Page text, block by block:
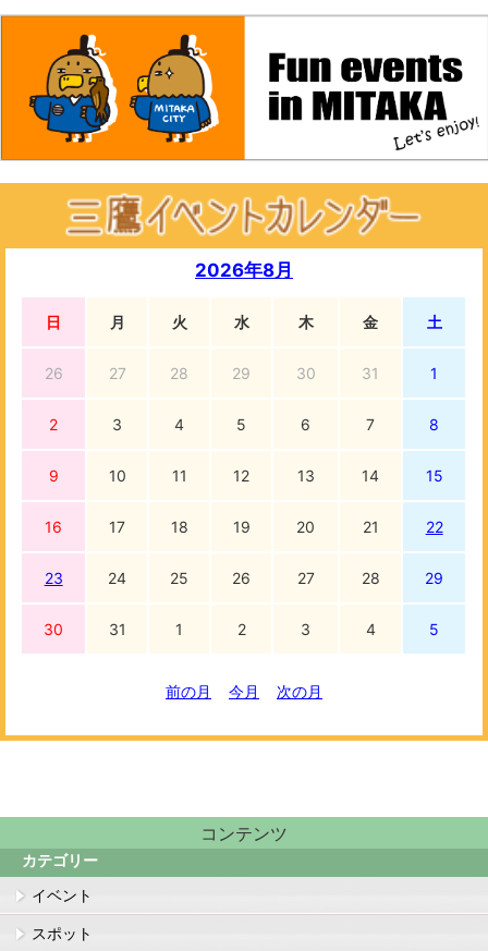
2026年8月
日 月 火 水 木 金 土
26 27 28 29 30 31 1
2 3 4 5 6 7 8
9 10 11 12 13 14 15
16 17 18 19 20 21 22
23 24 25 26 27 28 29
30 31 1 2 3 4 5
前の月 今月 次の月
コンテンツ
カテゴリー
イベント
スポット